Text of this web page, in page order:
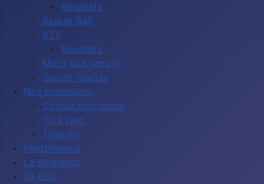
Résultats
Basket-Ball
VTT
Résultats
Moto tout terrain
Sports Tractés
Nos champions
Course hors stade
Tir à l'arc
Triathlon
Photothèque
La Barklauch
TA 653